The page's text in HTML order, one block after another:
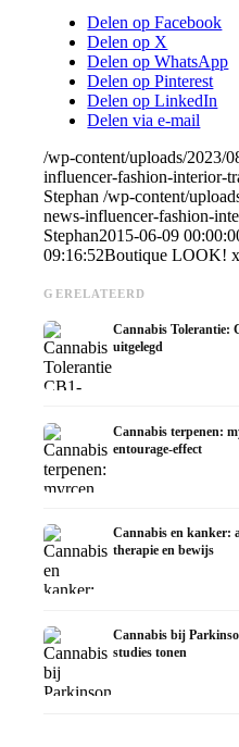
Delen op Facebook
Delen op X
Delen op WhatsApp
Delen op Pinterest
Delen op LinkedIn
Delen via e-mail
/wp-content/uploads/2023/
influencer-fashion-interior-
Stephan /wp-content/
news-influencer-fashion-
Stephan2015-06-09
09:16:52Boutique LOOK!
GERELATEERD
Cannabis Tolerantie:
uitgelegd
Cannabis terpenen:
entourage-effect
Cannabis en kanker:
therapie en bewijs
Cannabis bij
studies tonen